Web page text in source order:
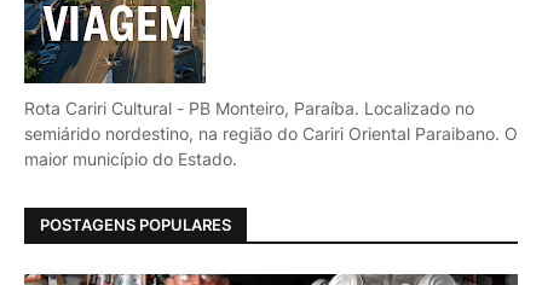
Rota Cariri Cultural - PB Monteiro, Paraíba. Localizado no
semiárido nordestino, na região do Cariri Oriental Paraibano. O
maior município do Estado.
POSTAGENS POPULARES